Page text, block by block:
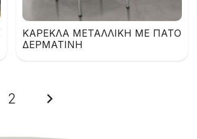
ΚΑΡΕΚΛΑ ΜΕΤΑΛΛΙΚΗ ΜΕ ΠΑΤΟ
ΔΕΡΜΑΤΙΝΗ
2